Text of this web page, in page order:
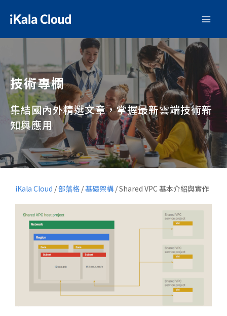
技術專欄
集結國內外精選文章，掌握最新雲端技術新
知與應用
iKala Cloud /部落格 /基礎架構 /Shared VPC 基本介紹與實作